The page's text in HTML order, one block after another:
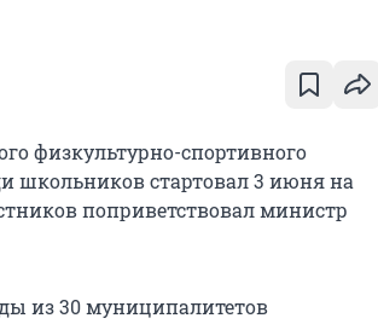
физкультурно-спортивного
школьников стартовал 3 июня на
поприветствовал министр
из 30 муниципалитетов